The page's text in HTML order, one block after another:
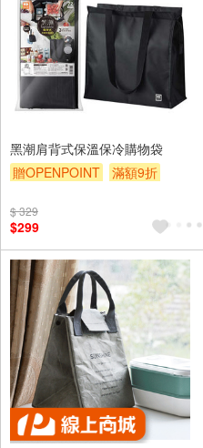
黑潮肩背式保溫保冷購物袋
贈OPENPOINT
滿額9折
$ 329
$299